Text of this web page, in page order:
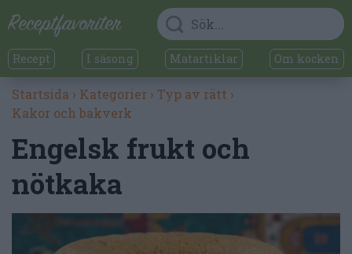
Recept I säsong Matartiklar Om kocken
Startsida › Kategorier › Typ av rätt ›
Kakor och bakverk
Engelsk frukt och
nötkaka